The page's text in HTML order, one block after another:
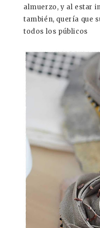
almuerzo, y al estar
también, quería que
todos los públicos